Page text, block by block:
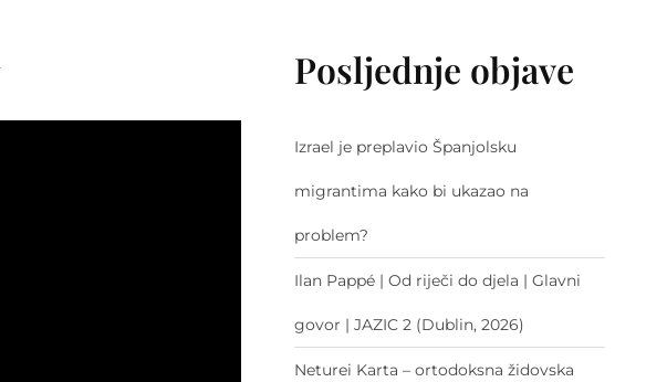
Posljednje objave
Izrael je preplavio Španjolsku
migrantima kako bi ukazao na
problem?
Ilan Pappé | Od riječi do djela | Glavni
govor | JAZIC 2 (Dublin, 2026)
Neturei Karta – ortodoksna židovska